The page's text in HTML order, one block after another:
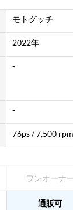
モトグッチ
2022年
-
-
76ps / 7,500 rpm
ワンオーナ
通販可